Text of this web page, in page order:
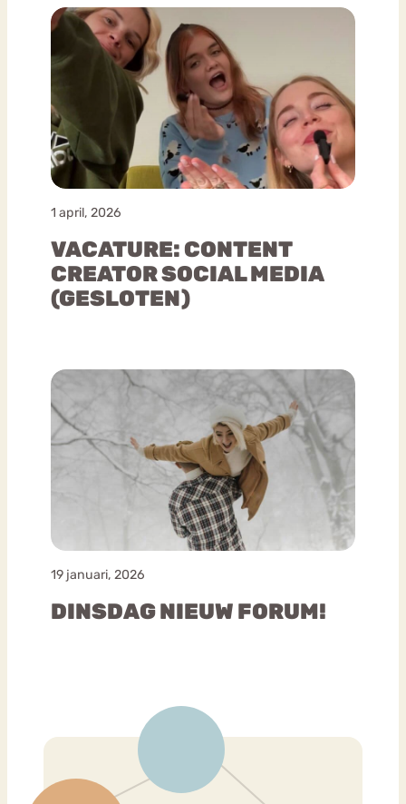
1 april, 2026
VACATURE: CONTENT
CREATOR SOCIAL MEDIA
(GESLOTEN)
19 januari, 2026
DINSDAG NIEUW FORUM!